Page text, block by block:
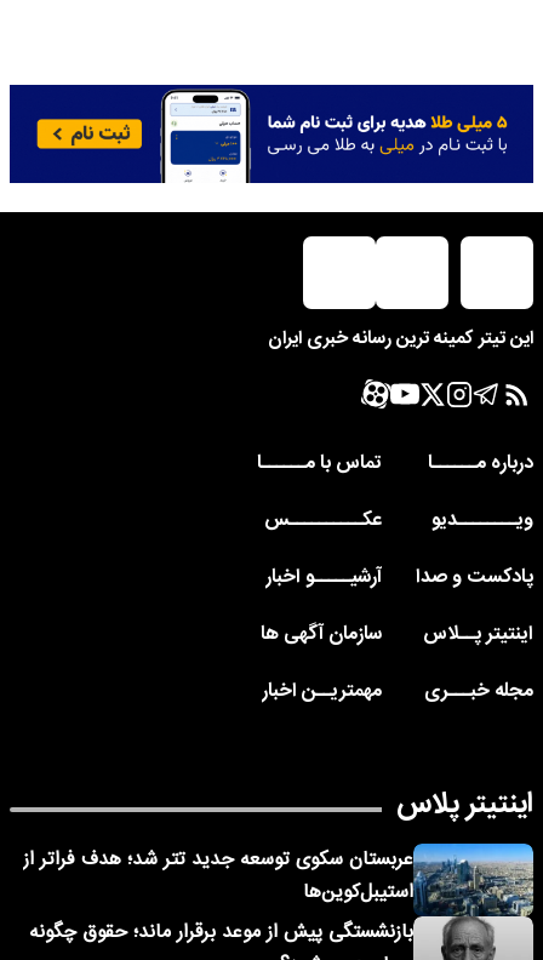
این تیتر کمینه ترین رسانه خبری ایران
درباره مــــــا
تماس با مــــــا
ویــــــــدیو
عکــــــــــس
پادکست و صدا
آرشیـــــو اخبار
اینتیتر پــلاس
سازمان آگهی ها
مجله خبـــری
مهمتریــن اخبار
اینتیتر پلاس
عربستان سکوی توسعه جدید تتر شد؛ هدف فراتر از
استیبل‌کوین‌ها
بازنشستگی پیش از موعد برقرار ماند؛ حقوق چگونه